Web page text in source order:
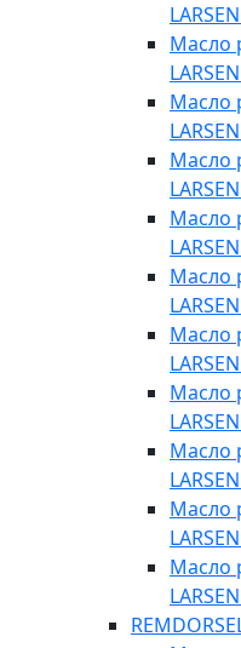
Масло
Масло
Масло
Масло
Масло
Масло
Масло
Масло
Масло
Масло